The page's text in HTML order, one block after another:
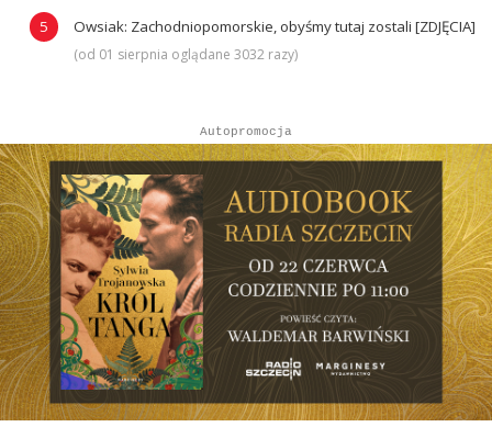
Owsiak: Zachodniopomorskie, obyśmy tutaj zostali [ZDJĘCIA]
(od 01 sierpnia oglądane 3032 razy)
Autopromocja